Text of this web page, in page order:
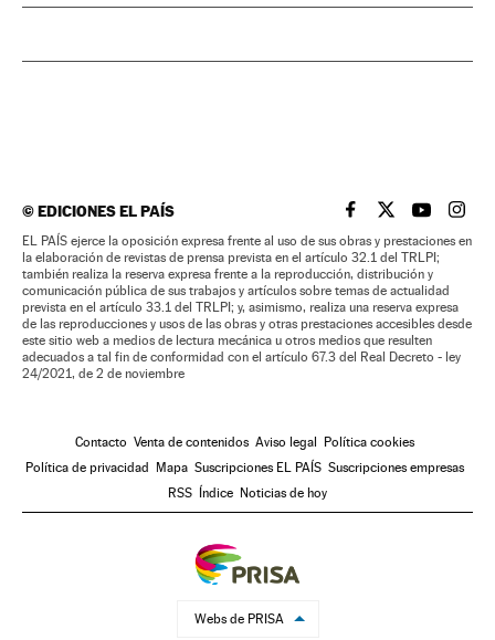
©EDICIONES EL PAÍS EL PAÍS BRASIL EN
EL PAÍSEL PAÍS
EL
EL PAÍS ejerce la oposición expresa frente al uso de sus obras y prestaciones en
la elaboración de revistas de prensa prevista en el artículo 32.1 del TRLPI;
también realiza la reserva expresa frente a la reproducción, distribución y
comunicación pública de sus trabajos y artículos sobre temas de actualidad
prevista en el artículo 33.1 del TRLPI; y, asimismo, realiza una reserva expresa
de las reproducciones y usos de las obras y otras prestaciones accesibles desde
este sitio web a medios de lectura mecánica u otros medios que resulten
adecuados a tal fin de conformidad con el artículo 67.3 del Real Decreto - ley
24/2021, de 2 de noviembre
Contacto Venta de contenidos Aviso legal
Política cookies
Política de privacidad
Mapa Suscripciones EL PAÍS Suscripciones empresas
RSS
Índice Noticias de hoy
Webs de PRISA